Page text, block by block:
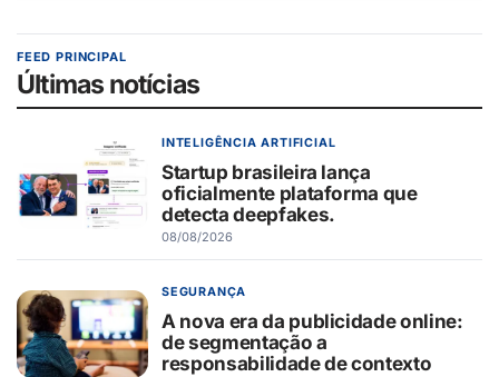
FEED PRINCIPAL
Últimas notícias
INTELIGÊNCIA ARTIFICIAL
Startup brasileira lança
oficialmente plataforma que
detecta deepfakes.
08/08/2026
SEGURANÇA
A nova era da publicidade online:
de segmentação a
responsabilidade de contexto